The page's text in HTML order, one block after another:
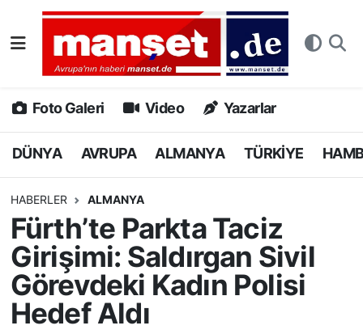
Foto Galeri Video Yazarlar
DÜNYA AVRUPA ALMANYA TÜRKİYE
HABERLER ALMANYA
Fürth’te Parkta Taciz
Girişimi: Saldırgan Sivil
Görevdeki Kadın Polisi
Hedef Aldı
DÜNYA
AVRUPA
ALMANYA
HAMBURG
SPOR
DEUTSCH
Nöbetçi Eczaneler
Hava Durumu
Namaz Vakitleri
Puan Durumu ve Fikstür
Tüm Manşetler
Son Dakika Haberleri